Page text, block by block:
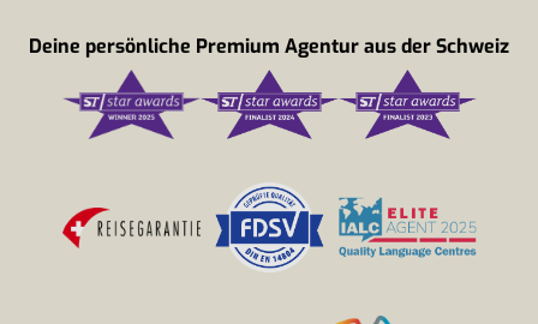
Deine persönliche Premium Agentur aus der Schweiz